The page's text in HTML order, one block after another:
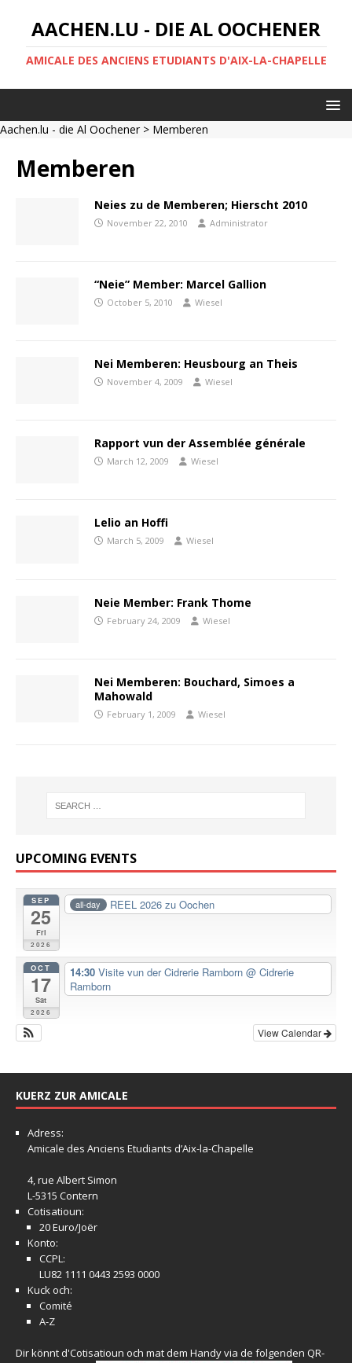
AACHEN.LU - DIE AL OOCHENER
AMICALE DES ANCIENS ETUDIANTS D'AIX-LA-CHAPELLE
Aachen.lu - die Al Oochener> Memberen
Memberen
Neies zu de Memberen; Hierscht 2010
November 22, 2010 Administrator
“Neie” Member: Marcel Gallion
October 5, 2010 Wiesel
Nei Memberen: Heusbourg an Theis
November 4, 2009 Wiesel
Rapport vun der Assemblée générale
March 12, 2009 Wiesel
Lelio an Hoffi
March 5, 2009 Wiesel
Neie Member: Frank Thome
February 24, 2009 Wiesel
Nei Memberen: Bouchard, Simoes a
Mahowald
February 1, 2009 Wiesel
UPCOMING EVENTS
SEP
25
Fri
2026
all-day REEL 2026 zu Oochen
OCT
17
Sat
2026
14:30 Visite vun der Cidrerie Ramborn @ Cidrerie
Ramborn
View Calendar
KUERZ ZUR AMICALE
Adress:
Amicale des Anciens Etudiants d’Aix-la-Chapelle
4, rue Albert Simon
L-5315 Contern
Cotisatioun:
20 Euro/Joër
Konto:
CCPL:
LU82 1111 0443 2593 0000
Kuck och:
Comité
A-Z
Dir könnt d'Cotisatioun och mat dem Handy via de folgenden QR-